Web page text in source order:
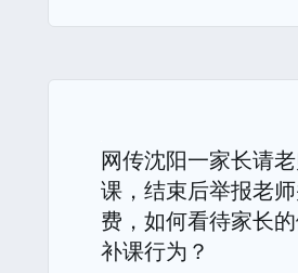
网传沈阳一家长请
课，结束后举报老
费，如何看待家长
补课行为？